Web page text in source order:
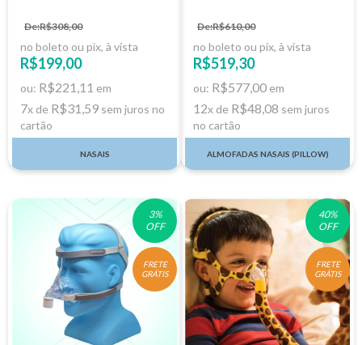
De:R$308,00
no boleto ou pix, à vista
R$199,00
ou: R$221,11 em
7x de R$31,59 sem juros no
cartão
NASAIS
De:R$610,00
no boleto ou pix, à vista
R$519,30
ou: R$577,00 em
12x de R$48,08 sem juros
no cartão
ALMOFADAS NASAIS (PILLOW)
3%
OFF
FRETE
GRÁTIS
40%
OFF
FRETE
GRÁTIS